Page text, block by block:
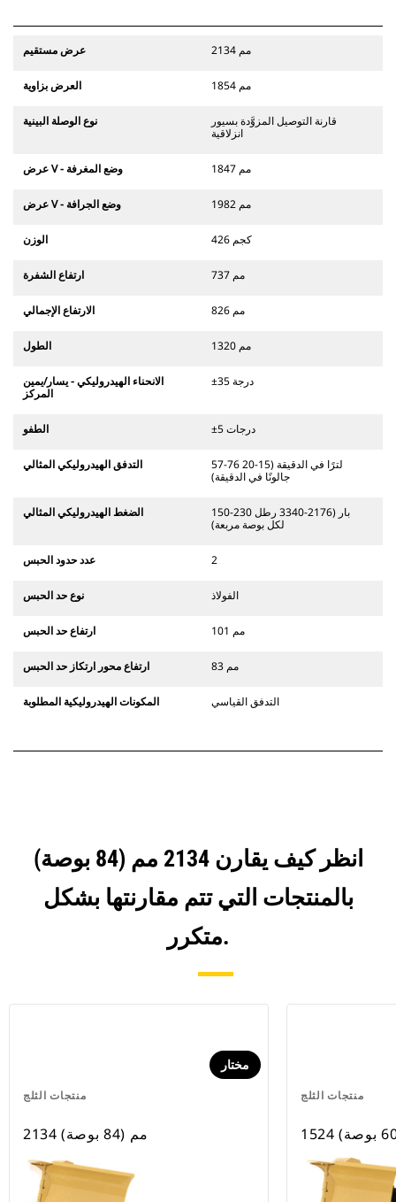
عرض مستقيم 2134 مم
العرض بزاوية 1854 مم
نوع الوصلة البينية
قارنة التوصيل المزوَّدة بسيور
انزلاقية
عرض V - وضع المغرفة 1847 مم
عرض V - وضع الجرافة 1982 مم
الوزن 426 كجم
ارتفاع الشفرة 737 مم
الارتفاع الإجمالي 826 مم
الطول 1320 مم
الانحناء الهيدروليكي - يسار/يمين
المركز
±35 درجة
الطفو ±5 درجات
التدفق الهيدروليكي المثالي
57-76 لترًا في الدقيقة (15-20
جالونًا في الدقيقة)
الضغط الهيدروليكي المثالي
150-230 بار (2176-3340 رطل
لكل بوصة مربعة)
عدد حدود الحبس 2
نوع حد الحبس الفولاذ
ارتفاع حد الحبس 101 مم
ارتفاع محور ارتكاز حد الحبس 83 مم
المكونات الهيدروليكية المطلوبة التدفق القياسي
انظر كيف يقارن 2134 مم (84 بوصة)
بالمنتجات التي تتم مقارنتها بشكل
متكرر.
منتجات الثلج
مختار
2134 مم (84 بوصة)
منتجات الثلج